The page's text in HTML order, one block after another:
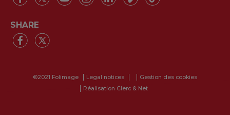
SHARE
©2021 Folimage Legal notices
Gestion des cookies
Réalisation Clerc & Net